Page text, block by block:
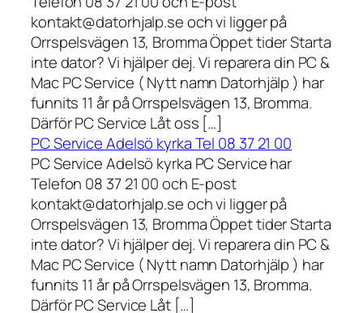
kontakt@datorhjalp.se och vi ligger på
Orrspelsvägen 13, Bromma Öppet tider Starta
inte dator? Vi hjälper dej. Vi reparera din PC &
Mac PC Service ( Nytt namn Datorhjälp ) har
funnits 11 år på Orrspelsvägen 13, Bromma.
Därför PC Service Låt oss […]
PC Service Adelsö kyrka Tel 08 37 21 00
PC Service Adelsö kyrka PC Service har
Telefon 08 37 21 00 och E-post
kontakt@datorhjalp.se och vi ligger på
Orrspelsvägen 13, Bromma Öppet tider Starta
inte dator? Vi hjälper dej. Vi reparera din PC &
Mac PC Service ( Nytt namn Datorhjälp ) har
funnits 11 år på Orrspelsvägen 13, Bromma.
Därför PC Service Låt […]